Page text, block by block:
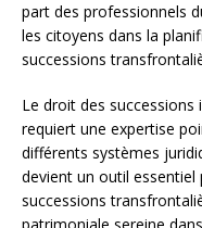
part des professionnels
les citoyens dans la
successions
Le droit des
requiert une expertise
différents systèmes
devient un outil essentiel
successions